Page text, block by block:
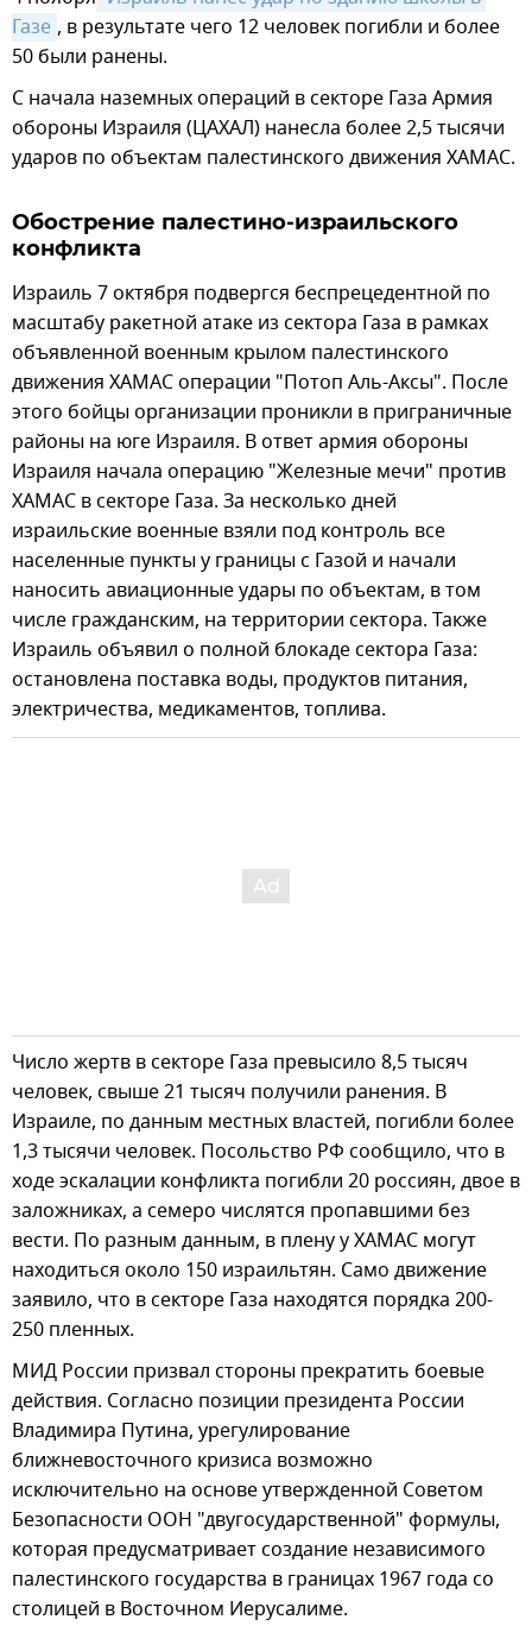
Газе , в результате чего 12 человек погибли и более
50 были ранены.
C начала наземных операций в секторе Газа Армия
обороны Израиля (ЦАХАЛ) нанесла более 2,5 тысячи
ударов по объектам палестинского движения ХАМАС.
Обострение палестино-израильского
конфликта
Израиль 7 октября подвергся беспрецедентной по
масштабу ракетной атаке из сектора Газа в рамках
объявленной военным крылом палестинского
движения ХАМАС операции "Потоп Аль-Аксы". После
этого бойцы организации проникли в приграничные
районы на юге Израиля. В ответ армия обороны
Израиля начала операцию "Железные мечи" против
ХАМАС в секторе Газа. За несколько дней
израильские военные взяли под контроль все
населенные пункты у границы с Газой и начали
наносить авиационные удары по объектам, в том
числе гражданским, на территории сектора. Также
Израиль объявил о полной блокаде сектора Газа:
остановлена поставка воды, продуктов питания,
электричества, медикаментов, топлива.
Число жертв в секторе Газа превысило 8,5 тысяч
человек, свыше 21 тысяч получили ранения. В
Израиле, по данным местных властей, погибли более
1,3 тысячи человек. Посольство РФ сообщило, что в
ходе эскалации конфликта погибли 20 россиян, двое в
заложниках, а семеро числятся пропавшими без
вести. По разным данным, в плену у ХАМАС могут
находиться около 150 израильтян. Само движение
заявило, что в секторе Газа находятся порядка 200-
250 пленных.
МИД России призвал стороны прекратить боевые
действия. Согласно позиции президента России
Владимира Путина, урегулирование
ближневосточного кризиса возможно
исключительно на основе утвержденной Советом
Безопасности ООН "двугосударственной" формулы,
которая предусматривает создание независимого
палестинского государства в границах 1967 года со
столицей в Восточном Иерусалиме.